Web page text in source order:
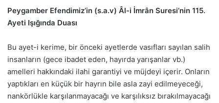
Peygamber Efendimiz’in (s.a.v) Âl-i İmrân Suresi’nin 115.
Ayeti Işığında Duası
Bu ayet-i kerime, bir önceki ayetlerde vasıfları sayılan salih
insanların (gece ibadet eden, hayırda yarışanlar vb.)
amelleri hakkındaki ilahi garantiyi ve müjdeyi içerir. Onların
yaptıkları en küçük bir hayrın bile asla zayi edilmeyeceği,
nankörlükle karşılanmayacağı ve karşılıksız bırakılmayacağı